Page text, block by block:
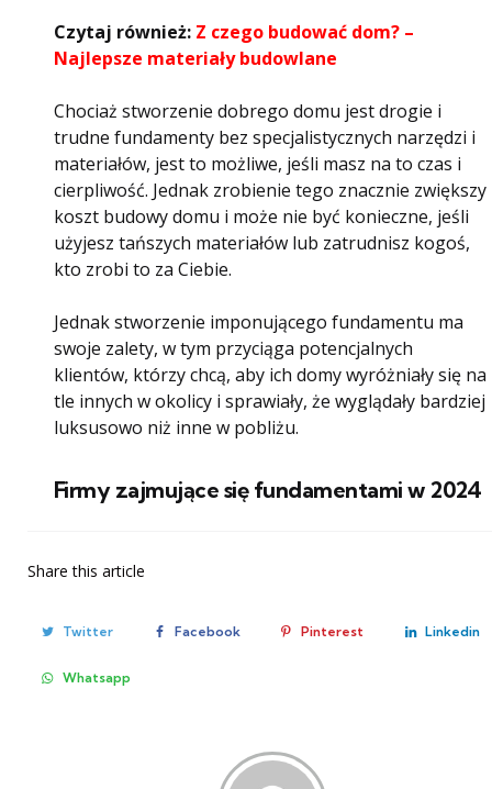
Czytaj również: Z czego budować dom? –
Najlepsze materiały budowlane
Chociaż stworzenie dobrego domu jest drogie i
trudne fundamenty bez specjalistycznych narzędzi i
materiałów, jest to możliwe, jeśli masz na to czas i
cierpliwość. Jednak zrobienie tego znacznie zwiększy
koszt budowy domu i może nie być konieczne, jeśli
użyjesz tańszych materiałów lub zatrudnisz kogoś,
kto zrobi to za Ciebie.
Jednak stworzenie imponującego fundamentu ma
swoje zalety, w tym przyciąga potencjalnych
klientów, którzy chcą, aby ich domy wyróżniały się na
tle innych w okolicy i sprawiały, że wyglądały bardziej
luksusowo niż inne w pobliżu.
Firmy zajmujące się fundamentami w 2024
Share this article
Twitter Facebook Pinterest Linkedin
Whatsapp